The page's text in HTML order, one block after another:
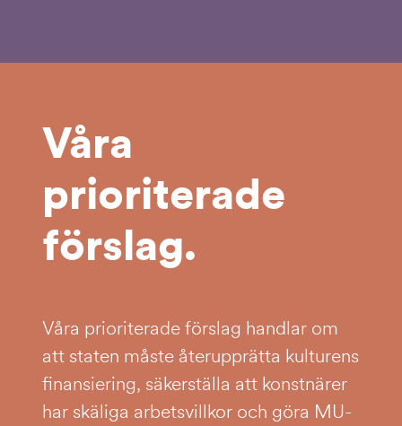
Våra
prioriterade
förslag.
Våra prioriterade förslag handlar om
att staten måste återupprätta kulturens
finansiering, säkerställa att konstnärer
har skäliga arbetsvillkor och göra MU-